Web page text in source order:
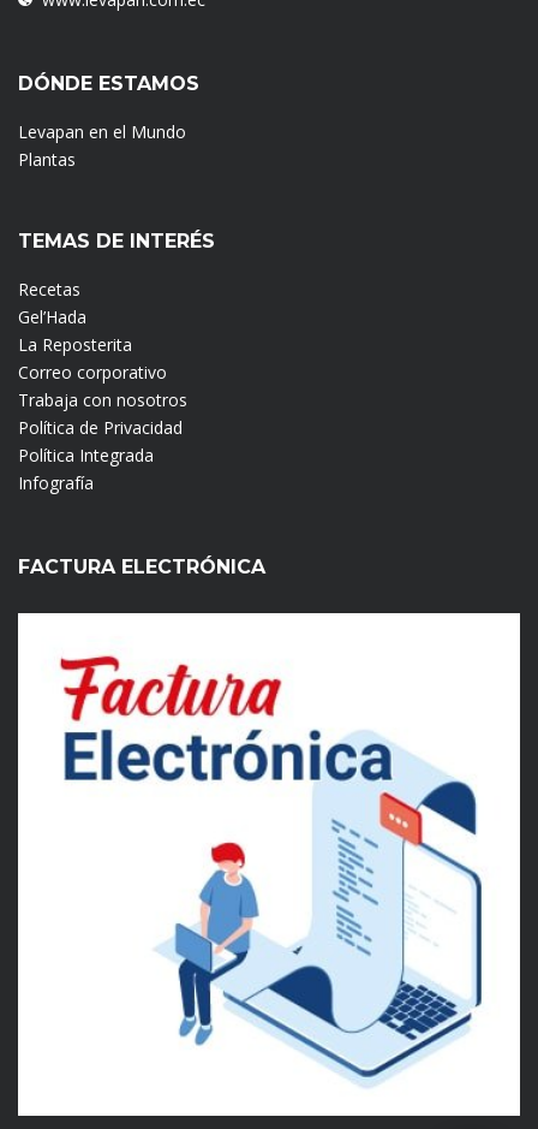
DÓNDE ESTAMOS
Levapan en el Mundo
Plantas
TEMAS DE INTERÉS
Recetas
Gel’Hada
La Reposterita
Correo corporativo
Trabaja con nosotros
Política de Privacidad
Política Integrada
Infografía
FACTURA ELECTRÓNICA